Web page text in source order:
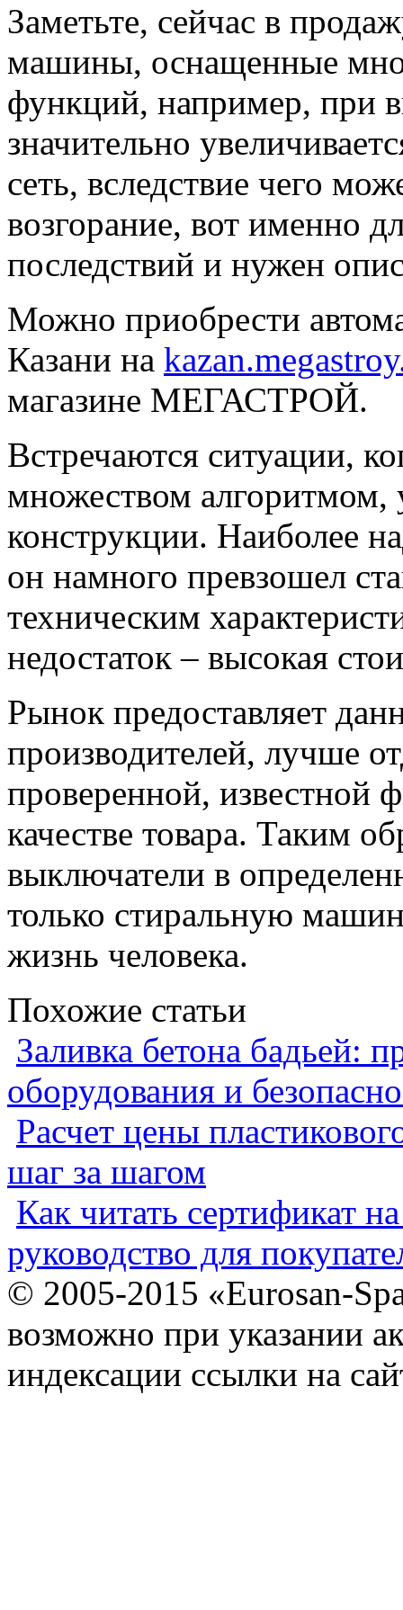
Заметьте, сейчас в
машины, оснащенные
функций, например, при
значительно
сеть, вследствие чего
возгорание, вот именно
последствий и нужен
Можно приобрести
Казани на
магазине МЕГАСТРОЙ.
Встречаются ситуации,
множеством алгоритмом,
конструкции. Наиболее
он намного превзошел
техническим
недостаток – высокая
Рынок предоставляет
производителей, лучше
проверенной, известной
качестве товара. Таким
выключатели в
только стиральную
жизнь человека.
Похожие статьи
Заливка бетона бадьей:
оборудования и
Расчет цены
шаг за шагом
Как читать сертификат
руководство для
© 2005-2015 «Eurosan-
возможно при указании
индексации ссылки на